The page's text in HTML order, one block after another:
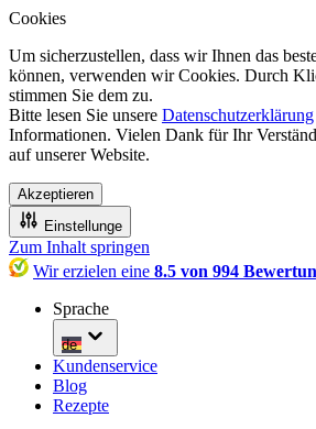
Cookies
Um sicherzustellen, dass wir Ihnen das
können, verwenden wir Cookies. Durch
stimmen Sie dem zu.
Bitte lesen Sie unsere Datenschutzerklärung
Informationen. Vielen Dank für Ihr
auf unserer Website.
Akzeptieren
Einstellunge
Zum Inhalt springen
Wir erzielen eine 8.5 von 994
Sprache
de
Kundenservice
Blog
Rezepte